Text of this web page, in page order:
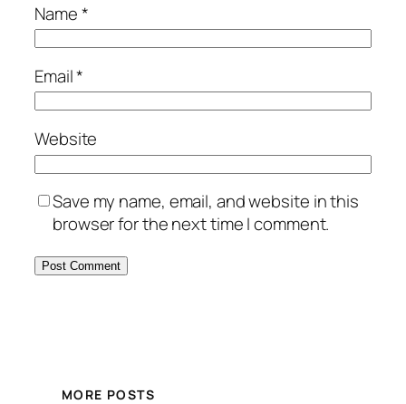
Name*
Email*
Website
Save my name, email, and website in this
browser for the next time I comment.
MORE POSTS